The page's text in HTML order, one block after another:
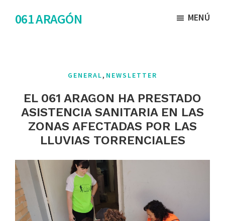
061 ARAGÓN MENÚ
GENERAL, NEWSLETTER
EL 061 ARAGON HA PRESTADO
ASISTENCIA SANITARIA EN LAS
ZONAS AFECTADAS POR LAS
LLUVIAS TORRENCIALES